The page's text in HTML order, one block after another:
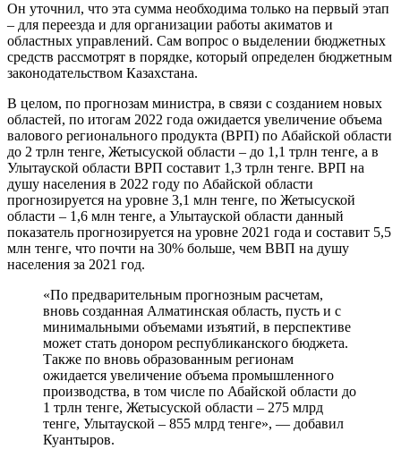
Он уточнил, что эта сумма необходима только на первый этап
– для переезда и для организации работы акиматов и
областных управлений. Сам вопрос о выделении бюджетных
средств рассмотрят в порядке, который определен бюджетным
законодательством Казахстана.
В целом, по прогнозам министра, в связи с созданием новых
областей, по итогам 2022 года ожидается увеличение объема
валового регионального продукта (ВРП) по Абайской области
до 2 трлн тенге, Жетысуской области – до 1,1 трлн тенге, а в
Улытауской области ВРП составит 1,3 трлн тенге. ВРП на
душу населения в 2022 году по Абайской области
прогнозируется на уровне 3,1 млн тенге, по Жетысуской
области – 1,6 млн тенге, а Улытауской области данный
показатель прогнозируется на уровне 2021 года и составит 5,5
млн тенге, что почти на 30% больше, чем ВВП на душу
населения за 2021 год.
«По предварительным прогнозным расчетам,
вновь созданная Алматинская область, пусть и с
минимальными объемами изъятий, в перспективе
может стать донором республиканского бюджета.
Также по вновь образованным регионам
ожидается увеличение объема промышленного
производства, в том числе по Абайской области до
1 трлн тенге, Жетысуской области – 275 млрд
тенге, Улытауской – 855 млрд тенге», — добавил
Куантыров.